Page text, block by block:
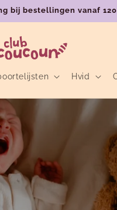
bij bestellingen vanaf
Hvid